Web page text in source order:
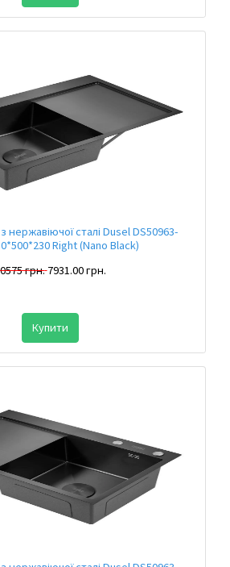
нержавіючої сталі Dusel DS50963-
Right (Nano Black)
грн.7931.00 грн.
Купити